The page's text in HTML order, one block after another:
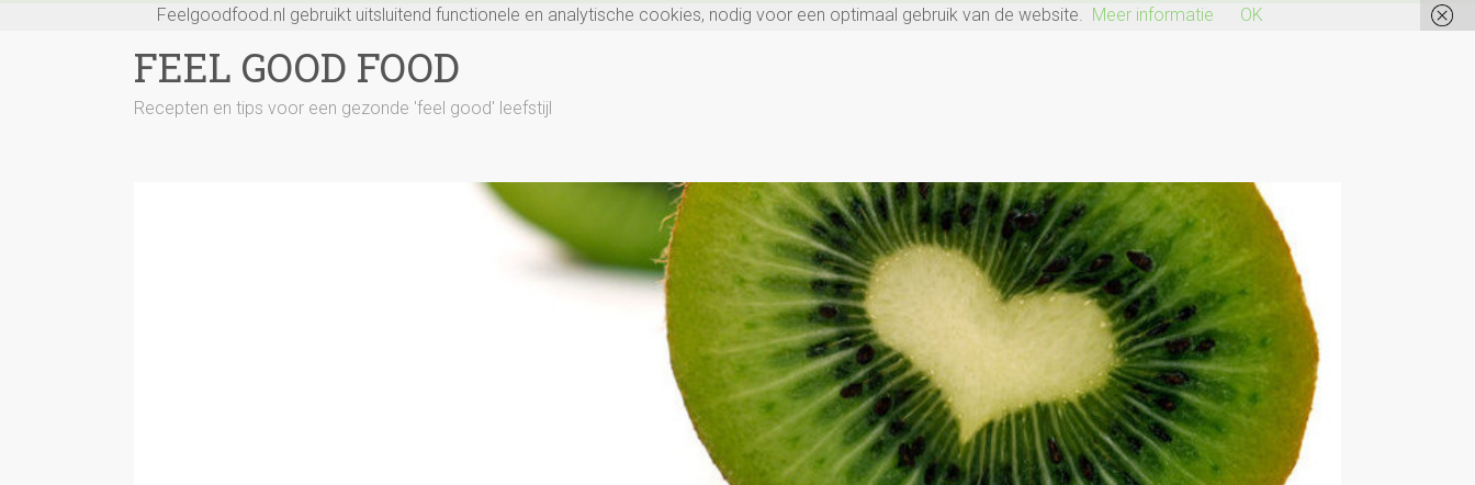
FEEL GOOD FOOD
Recepten en tips voor een gezonde 'feel good' leefstijl
Feelgoodfood.nl gebruikt uitsluitend functionele en analytische cookies, nodig voor een optimaal gebruik van de website. Meer informatie OK